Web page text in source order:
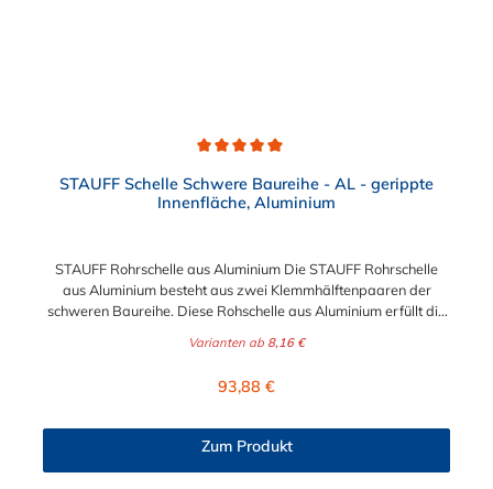
STAUFF Schelle Schwere Baureihe - AL - gerippte
Innenfläche, Aluminium
STAUFF Rohrschelle aus Aluminium Die STAUFF Rohrschelle
aus Aluminium besteht aus zwei Klemmhälftenpaaren der
schweren Baureihe. Diese Rohschelle aus Aluminium erfüllt die
Befestigung von Rohren, Schläuchen, Kabeln und anderen
Aluminium kann zwischen 6 mm und 324 mm gewählt werden.
5S M10 x 70 M10 x 50 6S M12 x 100 M12 x 80 7S M16 x 130
Varianten ab 8,16 €
Regulärer Preis:
93,88 €
Zum Produkt